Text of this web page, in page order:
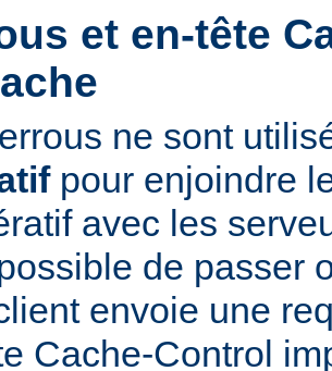
et en-tête
ne sont
pour enjoindre
avec les
de passer
envoie une
Cache-Control